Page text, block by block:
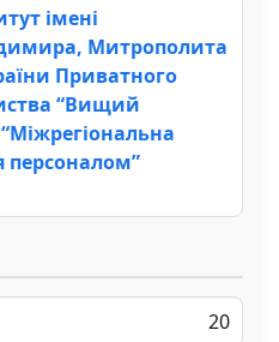
імені
Митрополита
Приватного
“Вищий
персоналом”
20